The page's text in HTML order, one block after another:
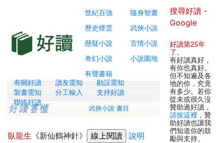
世紀百強
隨身智囊
歷史煙雲
武俠小說
懸疑小說
言情小說
奇幻小說
小說園地
有聲書籍
有關好讀 讀友需知
勘誤需知
製書需知
分工輸入
支持好讀
聯絡好讀
武俠小說 書目
臥龍生 《新仙鶴神針》 說明
搜尋好讀 -
Google
好讀第25年
了 。
有好讀真好，
有你也真好。
但不知遍及各
地的你，究竟
有多少。若你
從未或很久沒
贊助過好讀，
請按這裡 ，贊
助好讀也讓我
們知道你的鼓
勵與支持。